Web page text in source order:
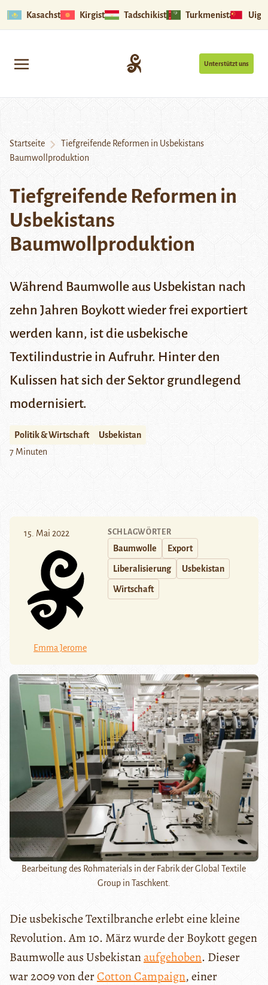
Kasachstan Kirgistan Tadschikistan Turkmenistan
Unterstützt uns
Startseite
Tiefgreifende Reformen in Usbekistans
Baumwollproduktion
Tiefgreifende Reformen in
Usbekistans
Baumwollproduktion
Während Baumwolle aus Usbekistan nach
zehn Jahren Boykott wieder frei exportiert
werden kann, ist die usbekische
Textilindustrie in Aufruhr. Hinter den
Kulissen hat sich der Sektor grundlegend
modernisiert.
Politik & Wirtschaft
Usbekistan
7 Minuten
15. Mai 2022
Emma Jerome
SCHLAGWÖRTER
Baumwolle Export
Liberalisierung Usbekistan
Wirtschaft
Bearbeitung des Rohmaterials in der Fabrik der Global Textile
Group in Taschkent.
Die usbekische Textilbranche erlebt eine kleine
Revolution. Am 10. März wurde der Boykott gegen
Baumwolle aus Usbekistanaufgehoben. Dieser
war 2009 von derCotton Campaign, einer